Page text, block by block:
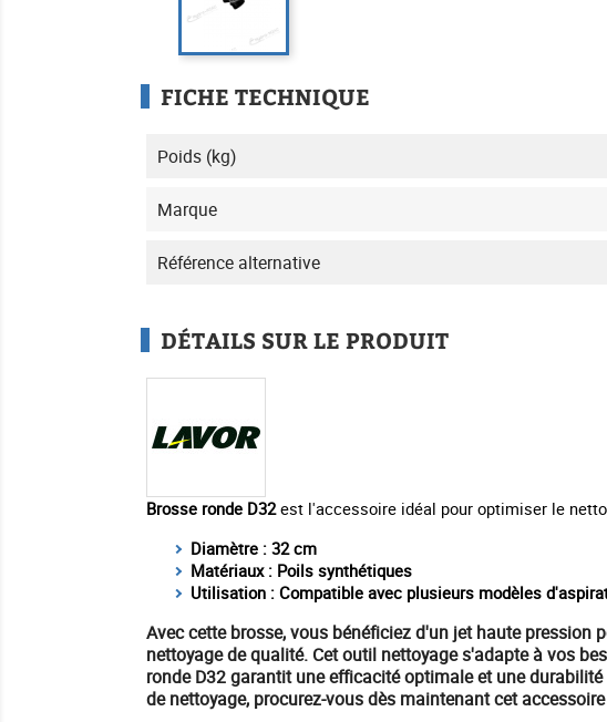
FICHE TECHNIQUE
Poids (kg)
Marque
Référence alternative
DÉTAILS SUR LE PRODUIT
Brosse ronde D32est l'accessoire idéal pour optimiser le
Diamètre : 32 cm
Matériaux : Poils synthétiques
Utilisation : Compatible avec plusieurs modèles
Avec cette brosse, vous bénéficiez d'un jet haute pression
nettoyage de qualité. Cetoutil nettoyages'adapte à vos
ronde D32 garantit une efficacité optimale et une
de nettoyage, procurez-vous dès maintenant cet